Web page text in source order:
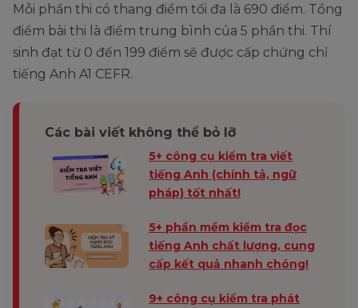
Mỗi phần thi có thang điểm tối đa là 690 điểm. Tổng
điểm bài thi là điểm trung bình của 5 phần thi. Thí
sinh đạt từ 0 đến 199 điểm sẽ được cấp chứng chỉ
tiếng Anh A1 CEFR.
Các bài viết không thể bỏ lỡ
5+ công cụ kiểm tra viết
tiếng Anh (chính tả, ngữ
pháp) tốt nhất!
5+ phần mềm kiểm tra đọc
tiếng Anh chất lượng, cung
cấp kết quả nhanh chóng!
9+ công cụ kiểm tra phát